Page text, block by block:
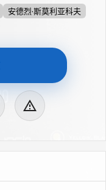
安德烈·斯莫利亚科夫